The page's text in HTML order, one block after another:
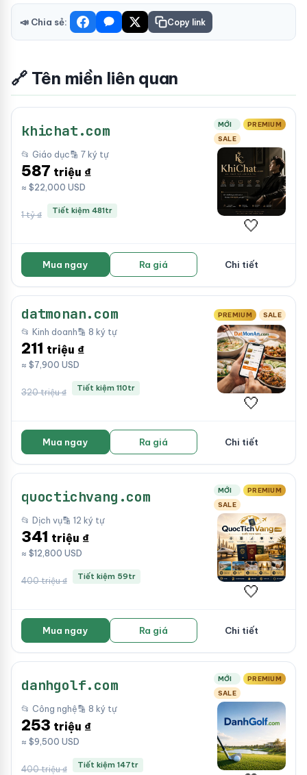
📣 Chia sẻ: Copy link
🔗 Tên miền liên quan
khichat.com MỚI
PREMIUM
SALE
📂 Giáo dục🔡 7 ký tự
587 triệu ₫
≈ $22,000 USD
1 tỷ ₫ Tiết kiệm 481tr
🤍
Mua ngay Ra giá Chi tiết
datmonan.com PREMIUM SALE
📂 Kinh doanh🔡 8 ký tự
211 triệu ₫
≈ $7,900 USD
320 triệu ₫ Tiết kiệm 110tr
🤍
Mua ngay Ra giá Chi tiết
quoctichvang.com MỚI
PREMIUM
SALE
📂 Dịch vụ🔡 12 ký tự
341 triệu ₫
≈ $12,800 USD
400 triệu ₫ Tiết kiệm 59tr
🤍
Mua ngay Ra giá Chi tiết
danhgolf.com MỚI
PREMIUM
SALE
📂 Công nghệ🔡 8 ký tự
253 triệu ₫
≈ $9,500 USD
400 triệu ₫ Tiết kiệm 147tr